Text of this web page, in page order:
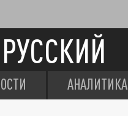
АНАЛИТИКА